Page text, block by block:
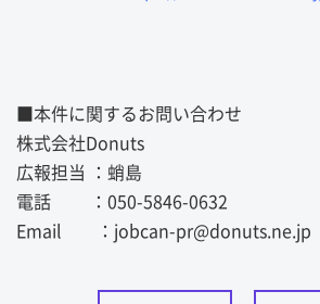
■本件に関するお問い合わせ
株式会社Donuts
広報担当 ：蛸島
電話 ：050-5846-0632
Email ：jobcan-pr@donuts.ne.jp